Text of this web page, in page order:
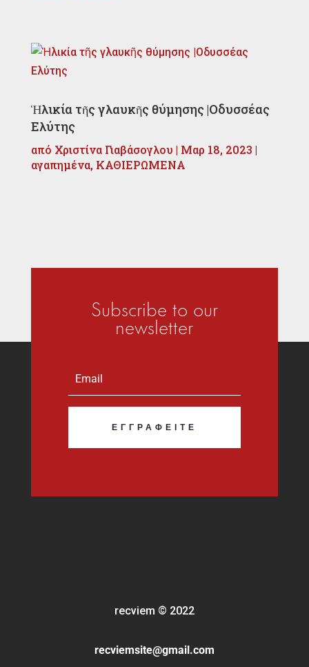
Ἡλικία τῆς γλαυκῆς θύμησης |Οδυσσέας
Ελύτης
από Χριστίνα Γιαβάσογλου | Μαρ 18, 2023 |
αγαπημένα, ΚΑΘΙΕΡΩΜΕΝΑ
Subscribe to our
newsletter
ΕΓΓΡΑΦΕΊΤΕ
recviem © 2022
recviemsite@gmail.com